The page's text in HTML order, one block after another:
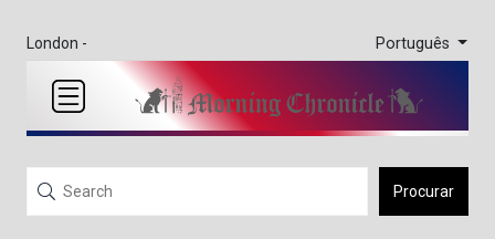
London - Português
Procurar